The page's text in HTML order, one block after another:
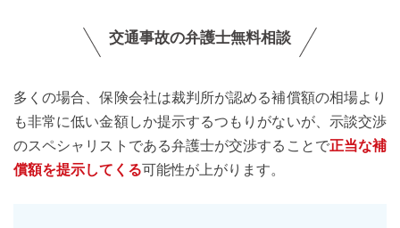
交通事故の弁護士無料相談
多くの場合、保険会社は裁判所が認める補償額の相場より
も非常に低い金額しか提示するつもりがないが、示談交渉
のスペシャリストである弁護士が交渉することで正当な補
償額を提示してくる可能性が上がります。